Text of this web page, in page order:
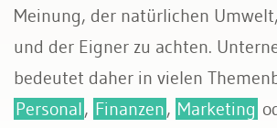
Meinung, der natürlichen
und der Eigner zu achten.
bedeutet daher in vielen
Personal, Finanzen, Marketing